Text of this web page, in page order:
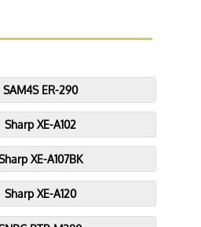
SAM4S ER-290
Sharp XE-A102
XE-A107BK
Sharp XE-A120